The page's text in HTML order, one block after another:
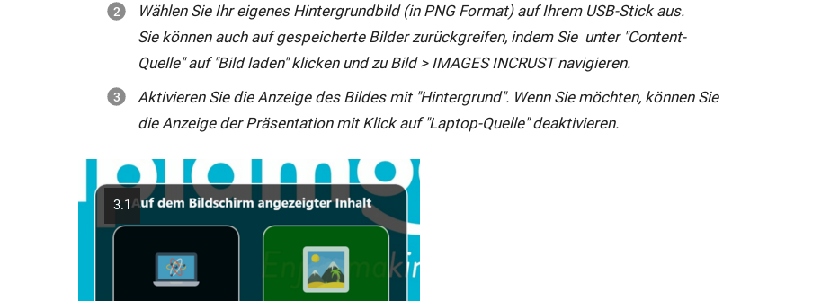
Wählen Sie Ihr eigenes Hintergrundbild (in PNG Format) auf Ihrem USB-Stick aus.
Sie können auch auf gespeicherte Bilder zurückgreifen, indem Sie unter "Content-
Quelle" auf "Bild laden" klicken und zu Bild > IMAGES INCRUSTnavigieren.
Aktivieren Sie die Anzeige des Bildes mit "Hintergrund". Wenn Sie möchten, können Sie
die Anzeige der Präsentation mit Klick auf "Laptop-Quelle" deaktivieren.
3.1